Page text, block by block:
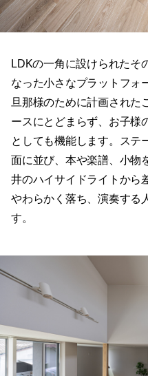
LDKの一角に設けられたそ
なった小さなプラットフォ
旦那様のために計画された
ースにとどまらず、お子様
としても機能します。ステ
面に並び、本や楽譜、小物
井のハイサイドライトから
やわらかく落ち、演奏する
す。